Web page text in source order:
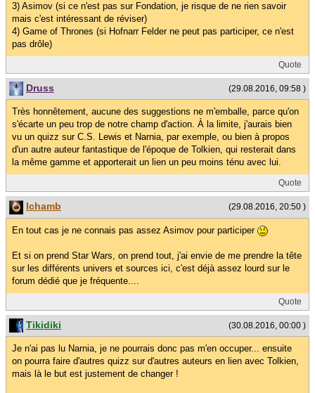
3) Asimov (si ce n'est pas sur Fondation, je risque de ne rien savoir
mais c'est intéressant de réviser)
4) Game of Thrones (si Hofnarr Felder ne peut pas participer, ce n'est
pas drôle)
Quote
(29.08.2016, 09:58 )
Druss
Très honnêtement, aucune des suggestions ne m'emballe, parce qu'on
s'écarte un peu trop de notre champ d'action. À la limite, j'aurais bien
vu un quizz sur C.S. Lewis et Narnia, par exemple, ou bien à propos
d'un autre auteur fantastique de l'époque de Tolkien, qui resterait dans
la même gamme et apporterait un lien un peu moins ténu avec lui.
Quote
(29.08.2016, 20:50 )
lchamb
En tout cas je ne connais pas assez Asimov pour participer
Et si on prend Star Wars, on prend tout, j'ai envie de me prendre la tête
sur les différents univers et sources ici, c'est déjà assez lourd sur le
forum dédié que je fréquente....
Quote
(30.08.2016, 00:00 )
Tikidiki
Je n'ai pas lu Narnia, je ne pourrais donc pas m'en occuper... ensuite
on pourra faire d'autres quizz sur d'autres auteurs en lien avec Tolkien,
mais là le but est justement de changer !